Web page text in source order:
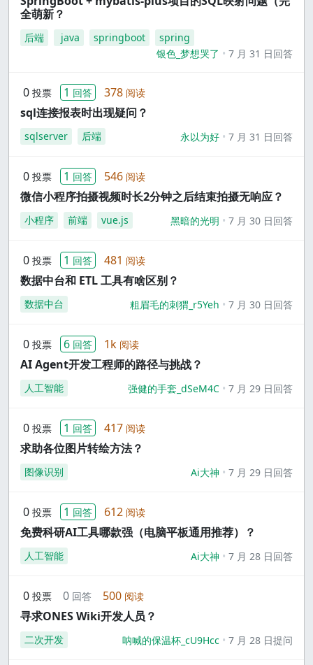
全萌新？
后端 java springboot
spring
银色_梦想哭了
7 月 31 日回答
0 投票 1 回答 378 阅读
sql连接报表时出现疑问？
sqlserver 后端 永以为好 7 月 31 日回答
0 投票 1 回答 546 阅读
微信小程序拍摄视频时长2分钟之后结束拍摄无响应？
小程序 前端 vue.js 黑暗的光明 7 月 30 日回答
0 投票 1 回答 481 阅读
数据中台和 ETL 工具有啥区别？
数据中台 粗眉毛的刺猬_r5Yeh 7 月 30 日回答
0 投票 6 回答 1k 阅读
AI Agent开发工程师的路径与挑战？
人工智能 强健的手套_dSeM4C 7 月 29 日回答
0 投票 1 回答 417 阅读
求助各位图片转绘方法？
图像识别 Ai大神 7 月 29 日回答
0 投票 1 回答 612 阅读
免费科研AI工具哪款强（电脑平板通用推荐）？
人工智能 Ai大神 7 月 28 日回答
0 投票 0 回答 500 阅读
寻求ONES Wiki开发人员？
二次开发 呐喊的保温杯_cU9Hcc 7 月 28 日提问